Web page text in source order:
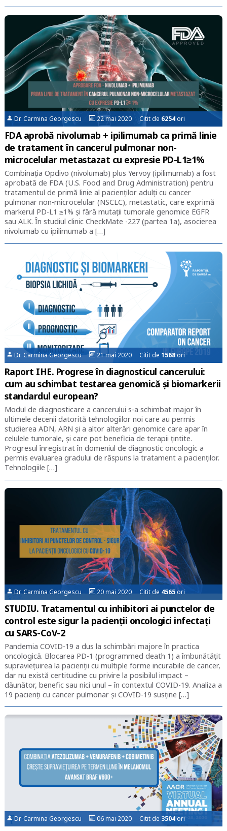
Dr. Carmina Georgescu 22 mai 2020 Citit de 6254ori
FDA aprobă nivolumab + ipilimumab ca primă linie
de tratament în cancerul pulmonar non-
microcelular metastazat cu expresie PD-L1≥1%
Combinația Opdivo (nivolumab) plus Yervoy (ipilimumab) a fost
aprobată de FDA (U.S. Food and Drug Administration) pentru
tratamentul de primă linie al pacienților adulți cu cancer
pulmonar non-microcelular (NSCLC), metastatic, care exprimă
markerul PD-L1 ≥1% și fără mutații tumorale genomice EGFR
sau ALK. În studiul clinic CheckMate -227 (partea 1a), asocierea
nivolumab cu ipilimumab a […]
Dr. Carmina Georgescu 21 mai 2020 Citit de1568ori
Raport IHE. Progrese în diagnosticul cancerului:
cum au schimbat testarea genomică și biomarkerii
standardul european?
Modul de diagnosticare a cancerului s-a schimbat major în
ultimele decenii datorită tehnologiilor noi care au permis
studierea ADN, ARN și a altor alterări genomice care apar în
celulele tumorale, și care pot beneficia de terapii țintite.
Progresul înregistrat în domeniul de diagnostic oncologic a
permis evaluarea gradului de răspuns la tratament a pacienților.
Tehnologiile […]
Dr. Carmina Georgescu 20 mai 2020 Citit de4565ori
STUDIU. Tratamentul cu inhibitori ai punctelor de
control este sigur la pacienții oncologici infectați
cu SARS-CoV-2
Pandemia COVID-19 a dus la schimbări majore în practica
oncologică. Blocarea PD-1 (programmed death 1) a îmbunătățit
supraviețuirea la pacienții cu multiple forme incurabile de cancer,
dar nu există certitudine cu privire la posibilul impact –
dăunător, benefic sau nici unul – în contextul COVID-19. Analiza a
19 pacienți cu cancer pulmonar și COVID-19 susține […]
Dr. Carmina Georgescu 06 mai 2020 Citit de 3504ori